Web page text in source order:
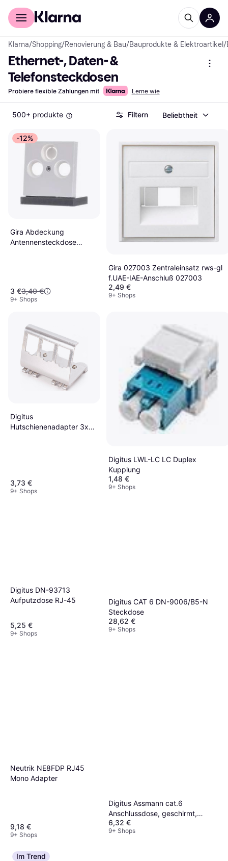
Für Shopper
Klarna/Shopping/Renovierung & Bau/Bauprodukte & Elektroartikel /
Ethernet-, Daten- &
Telefonsteckdosen
Probiere flexible Zahlungen mit Lerne wie
500+ produkte Filtern Beliebtheit
-12%
Gira Abdeckung
Antennensteckdose
3 €3,40 €
9+ Shops
Gira 027003 Zentraleinsatz rws-gl
f.UAE-IAE-Anschluß 027003
2,49 €
9+ Shops
Digitus
Hutschienenadapter 3x
3,73 €
9+ Shops
Digitus LWL-LC LC Duplex
Kupplung
1,48 €
9+ Shops
Digitus DN-93713
Aufputzdose RJ-45
5,25 €
9+ Shops
Digitus CAT 6 DN-9006/B5-N
Steckdose
28,62 €
9+ Shops
Neutrik NE8FDP RJ45
Mono Adapter
9,18 €
9+ Shops
Digitus Assmann cat.6
Anschlussdose, geschirmt,
Reinweiß, Aufputz
6,32 €
9+ Shops
Im Trend